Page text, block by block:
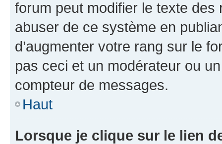
forum peut modifier le texte
abuser de ce système en
d’augmenter votre rang sur le
pas ceci et un modérateur ou
compteur de messages.
Haut
Lorsque je clique sur le lien